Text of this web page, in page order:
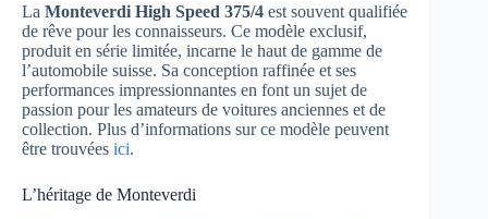
La Monteverdi High Speed 375/4 est souvent qualifiée
de rêve pour les connaisseurs. Ce modèle exclusif,
produit en série limitée, incarne le haut de gamme de
l’automobile suisse. Sa conception raffinée et ses
performances impressionnantes en font un sujet de
passion pour les amateurs de voitures anciennes et de
collection. Plus d’informations sur ce modèle peuvent
être trouvées ici.
L’héritage de Monteverdi